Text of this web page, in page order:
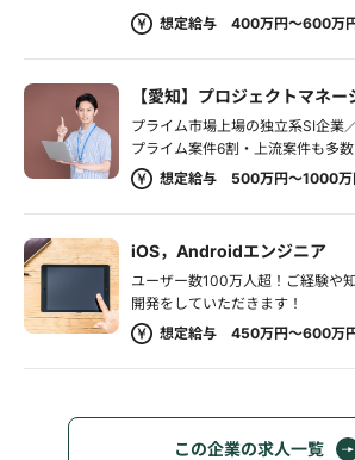
想定給与 400万円～600万
【愛知】プロジェクトマネ
プライム市場上場の独立系SI企業
プライム案件6割・上流案件も多数
想定給与 500万円～1000万
iOS，Androidエンジニア
ユーザー数100万人超！ご経験や
開発をしていただきます！
想定給与 450万円～600万
この企業の求人一覧